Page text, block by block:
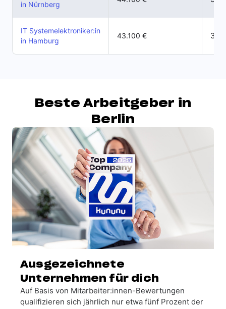
in Nürnberg
IT Systemelektroniker:in
in Hamburg
43.100 €
Beste Arbeitgeber in
Berlin
Ausgezeichnete
Unternehmen für dich
Auf Basis von Mitarbeiter:innen-Bewertungen
qualifizieren sich jährlich nur etwa fünf Prozent der